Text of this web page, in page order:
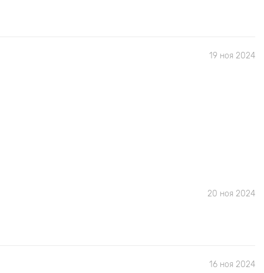
19 ноя 2024
20 ноя 2024
16 ноя 2024